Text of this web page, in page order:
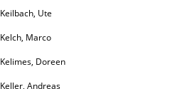
Keilbach, Ute
Kelch, Marco
Kelimes, Doreen
Keller, Andreas